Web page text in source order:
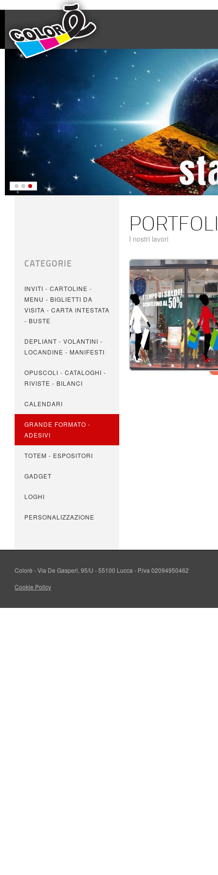
CATEGORIE
INVITI - CARTOLINE -
MENU - BIGLIETTI DA
VISITA - CARTA INTESTATA
- BUSTE
DEPLIANT - VOLANTINI -
LOCANDINE - MANIFESTI
OPUSCOLI - CATALOGHI -
RIVISTE - BILANCI
CALENDARI
GRANDE FORMATO -
ADESIVI
TOTEM - ESPOSITORI
GADGET
LOGHI
PERSONALIZZAZIONE
I nostri lavori
Colorè - Via De Gasperi, 95/U - 55100 Lucca - P.iva 02094950462
Cookie Policy